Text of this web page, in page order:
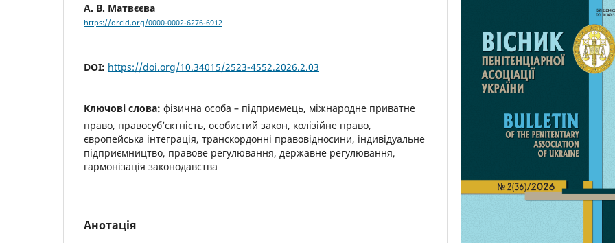
А. В. Матвєєва
https://orcid.org/0000-0002-6276-6912
DOI: https://doi.org/10.34015/2523-4552.2026.2.03
Ключові слова: фізична особа – підприємець, міжнародне приватне
право, правосуб’єктність, особистий закон, колізійне право,
європейська інтеграція, транскордонні правовідносини, індивідуальне
підприємництво, правове регулювання, державне регулювання,
гармонізація законодавства
Анотація